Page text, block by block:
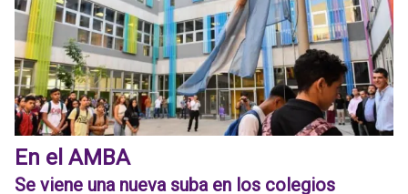
En el AMBA
Se viene una nueva suba en los colegios